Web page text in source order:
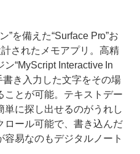
を備えた“Surface Pro”お
されたメモアプリ。高精
“MyScript Interactive In
書き入力した文字をその場
ことが可能。テキストデー
単に探し出せるのがうれし
ロール可能で、書き込んだ
易なのもデジタルノート